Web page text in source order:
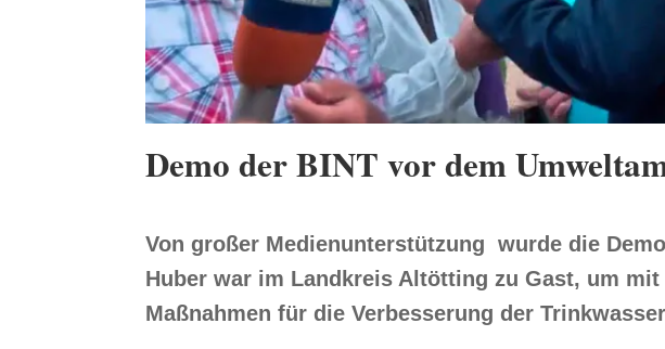
Demo der BINT vor dem
Von großer Medienunterstützung wurde die
Huber war im Landkreis Altötting zu Gast, um
Maßnahmen für die Verbesserung der